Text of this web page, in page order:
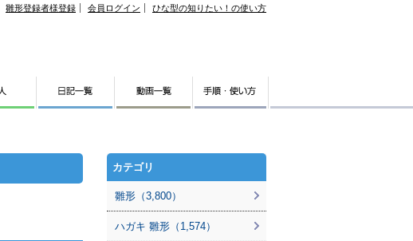
雛形登録者様登録 会員ログイン ひな型の知りたい！の使い方
カテゴリ
雛形（3,800）
ハガキ 雛形（1,574）